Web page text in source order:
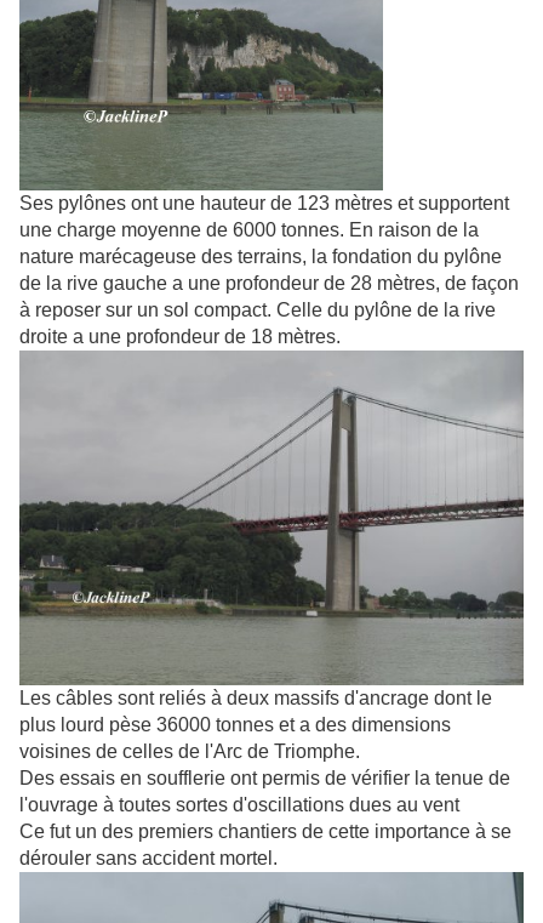
Ses pylônes ont une hauteur de 123 mètres et supportent
une charge moyenne de 6000 tonnes. En raison de la
nature marécageuse des terrains, la fondation du pylône
de la rive gauche a une profondeur de 28 mètres, de façon
à reposer sur un sol compact. Celle du pylône de la rive
droite a une profondeur de 18 mètres.
Les câbles sont reliés à deux massifs d'ancrage dont le
plus lourd pèse 36000 tonnes et a des dimensions
voisines de celles de l'Arc de Triomphe.
Des essais en soufflerie ont permis de vérifier la tenue de
l'ouvrage à toutes sortes d'oscillations dues au vent
Ce fut un des premiers chantiers de cette importance à se
dérouler sans accident mortel.